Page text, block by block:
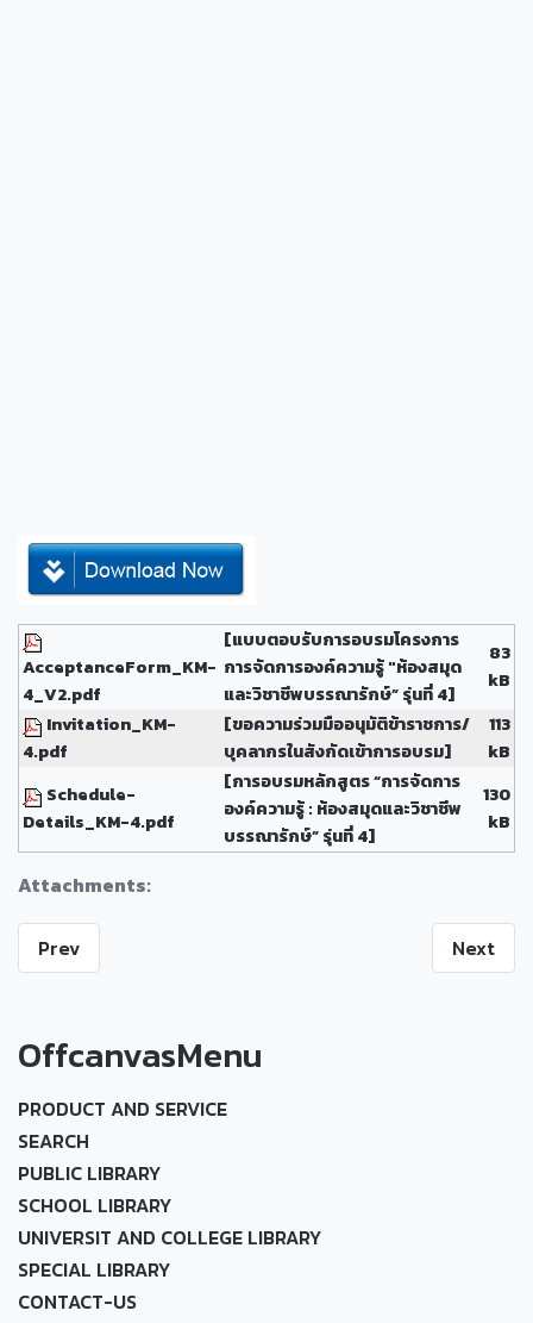
Attachments:
AcceptanceForm_KM-
4_V2.pdf
[แบบตอบรับการอบรมโครงการ
การจัดการองค์ความรู้ "ห้องสมุด
และวิชาชีพบรรณารักษ์” รุ่นที่ 4]
83
kB
Invitation_KM-
4.pdf
[ขอความร่วมมืออนุมัติข้าราชการ/
บุคลากรในสังกัดเข้าการอบรม]
113
kB
Schedule-
Details_KM-4.pdf
[การอบรมหลักสูตร “การจัดการ
องค์ความรู้ : ห้องสมุดและวิชาชีพ
บรรณารักษ์” รุ่นที่ 4]
130
kB
Prev Next
OffcanvasMenu
PRODUCT AND SERVICE
SEARCH
PUBLIC LIBRARY
SCHOOL LIBRARY
UNIVERSIT AND COLLEGE LIBRARY
SPECIAL LIBRARY
CONTACT-US